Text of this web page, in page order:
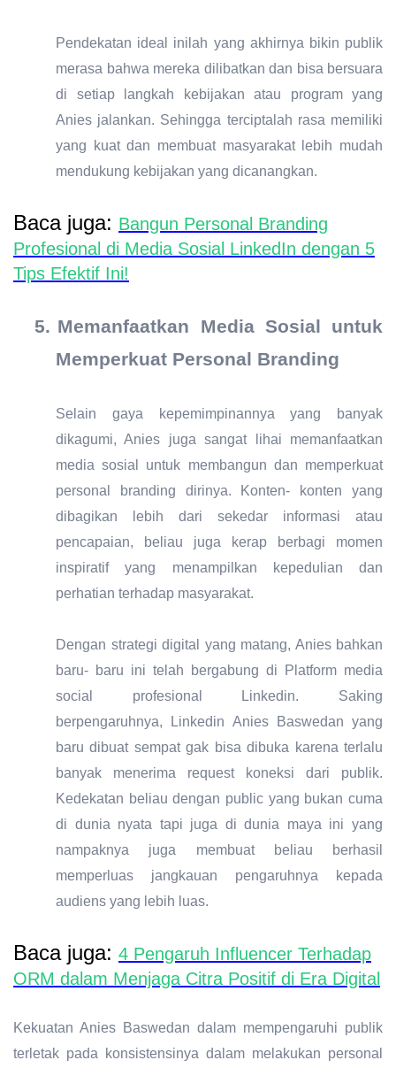
Pendekatan ideal inilah yang akhirnya bikin publik
merasa bahwa mereka dilibatkan dan bisa bersuara
di setiap langkah kebijakan atau program yang
Anies jalankan. Sehingga terciptalah rasa memiliki
yang kuat dan membuat masyarakat lebih mudah
mendukung kebijakan yang dicanangkan.
Baca juga: Bangun Personal Branding
Profesional di Media Sosial LinkedIn dengan 5
Tips Efektif Ini!
5. Memanfaatkan Media Sosial untuk
Memperkuat Personal Branding
Selain gaya kepemimpinannya yang banyak
dikagumi, Anies juga sangat lihai memanfaatkan
media sosial untuk membangun dan memperkuat
personal branding dirinya. Konten- konten yang
dibagikan lebih dari sekedar informasi atau
pencapaian, beliau juga kerap berbagi momen
inspiratif yang menampilkan kepedulian dan
perhatian terhadap masyarakat.
Dengan strategi digital yang matang, Anies bahkan
baru- baru ini telah bergabung di Platform media
social profesional Linkedin. Saking
berpengaruhnya, Linkedin Anies Baswedan yang
baru dibuat sempat gak bisa dibuka karena terlalu
banyak menerima request koneksi dari publik.
Kedekatan beliau dengan public yang bukan cuma
di dunia nyata tapi juga di dunia maya ini yang
nampaknya juga membuat beliau berhasil
memperluas jangkauan pengaruhnya kepada
audiens yang lebih luas.
Baca juga: 4 Pengaruh Influencer Terhadap
ORM dalam Menjaga Citra Positif di Era Digital
Kekuatan Anies Baswedan dalam mempengaruhi publik
terletak pada konsistensinya dalam melakukan personal